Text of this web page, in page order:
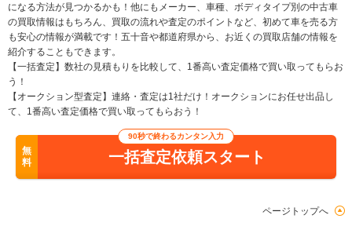
になる方法が見つかるかも！他にもメーカー、車種、ボディタイプ別の中古車
の買取情報はもちろん、買取の流れや査定のポイントなど、初めて車を売る方
も安心の情報が満載です！五十音や都道府県から、お近くの買取店舗の情報を
紹介することもできます。
【一括査定】数社の見積もりを比較して、1番高い査定価格で買い取ってもらお
う！
【オークション型査定】連絡・査定は1社だけ！オークションにお任せ出品し
て、1番高い査定価格で買い取ってもらおう！
無
料
90秒で終わるカンタン入力
一括査定依頼スタート
ページトップへ